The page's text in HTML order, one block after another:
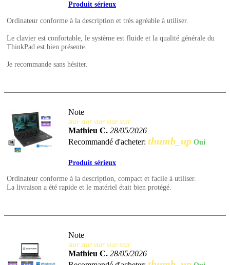
Produit sérieux
Ordinateur conforme à la description et très agréable à utiliser.
Le clavier est confortable, le système est fluide et la qualité générale du
ThinkPad est bien présente.
Je recommande sans hésiter.
Note
star star star star star
Mathieu C. 28/05/2026
Recommandé d'acheter: thumb_up Oui
Produit sérieux
Ordinateur conforme à la description, compact et facile à utiliser.
La livraison a été rapide et le matériel était bien protégé.
Note
star star star star star
Mathieu C. 28/05/2026